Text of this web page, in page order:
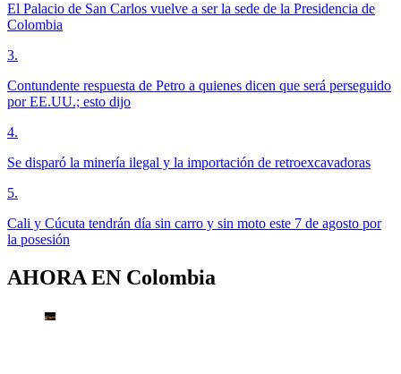
El Palacio de San Carlos vuelve a ser la sede de la Presidencia de
Colombia
3.
Contundente respuesta de Petro a quienes dicen que será perseguido
por EE.UU.; esto dijo
4.
Se disparó la minería ilegal y la importación de retroexcavadoras
5.
Cali y Cúcuta tendrán día sin carro y sin moto este 7 de agosto por
la posesión
AHORA EN Colombia